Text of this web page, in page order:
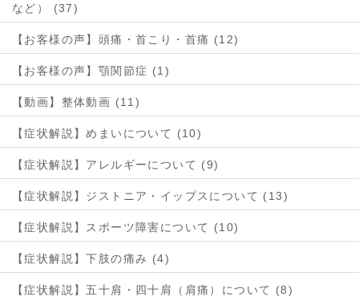
など） (37)
【お客様の声】頭痛・首こり・首痛 (12)
【お客様の声】顎関節症 (1)
【動画】整体動画 (11)
【症状解説】めまいについて (10)
【症状解説】アレルギーについて (9)
【症状解説】ジストニア・イップスについて (13)
【症状解説】スポーツ障害について (10)
【症状解説】下肢の痛み (4)
【症状解説】五十肩・四十肩（肩痛）について (8)